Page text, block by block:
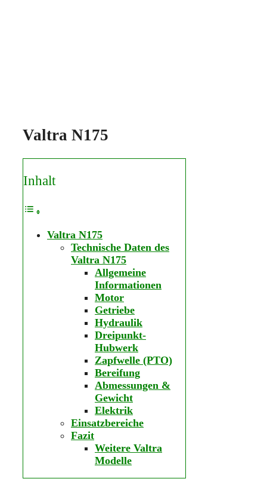
Valtra N175
Inhalt
Valtra N175
Technische Daten des
Valtra N175
Allgemeine
Informationen
Motor
Getriebe
Hydraulik
Dreipunkt-
Hubwerk
Zapfwelle (PTO)
Bereifung
Abmessungen &
Gewicht
Elektrik
Einsatzbereiche
Fazit
Weitere Valtra
Modelle